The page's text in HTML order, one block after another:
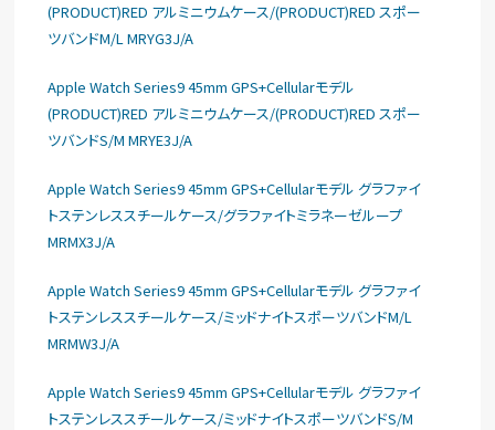
(PRODUCT)RED アルミニウムケース/(PRODUCT)RED スポー
ツバンドM/L MRYG3J/A
Apple Watch Series9 45mm GPS+Cellularモデル
(PRODUCT)RED アルミニウムケース/(PRODUCT)RED スポー
ツバンドS/M MRYE3J/A
Apple Watch Series9 45mm GPS+Cellularモデル グラファイ
トステンレススチールケース/グラファイトミラネーゼループ
MRMX3J/A
Apple Watch Series9 45mm GPS+Cellularモデル グラファイ
トステンレススチールケース/ミッドナイトスポーツバンドM/L
MRMW3J/A
Apple Watch Series9 45mm GPS+Cellularモデル グラファイ
トステンレススチールケース/ミッドナイトスポーツバンドS/M